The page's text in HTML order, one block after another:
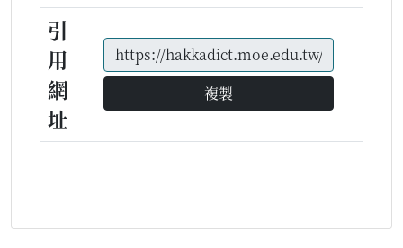
引
用
網
址
複製